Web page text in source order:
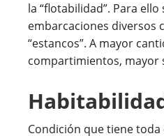
la “flotabilidad”. Para
embarcaciones diversos
“estancos”. A mayor
compartimientos, mayor
Condición que tiene